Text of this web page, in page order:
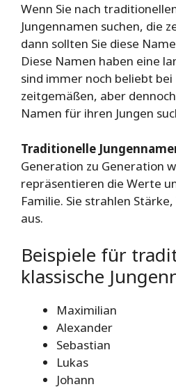
Wenn Sie nach
Jungennamen suchen, die
dann sollten Sie diese
Diese Namen haben eine
sind immer noch beliebt
zeitgemäßen, aber
Namen für ihren Jungen
Traditionelle
Generation zu Generation
repräsentieren die Werte
Familie. Sie strahlen
aus.
Beispiele für
klassische
Maximilian
Alexander
Sebastian
Lukas
Johann